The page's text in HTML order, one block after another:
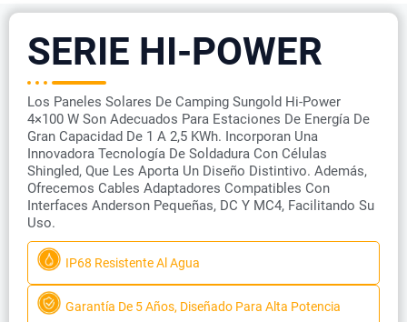
SERIE HI-POWER
Los Paneles Solares De Camping Sungold Hi-Power
4×100 W Son Adecuados Para Estaciones De Energía De
Gran Capacidad De 1 A 2,5 KWh. Incorporan Una
Innovadora Tecnología De Soldadura Con Células
Shingled, Que Les Aporta Un Diseño Distintivo. Además,
Ofrecemos Cables Adaptadores Compatibles Con
Interfaces Anderson Pequeñas, DC Y MC4, Facilitando Su
Uso.
IP68 Resistente Al Agua
Garantía De 5 Años, Diseñado Para Alta Potencia